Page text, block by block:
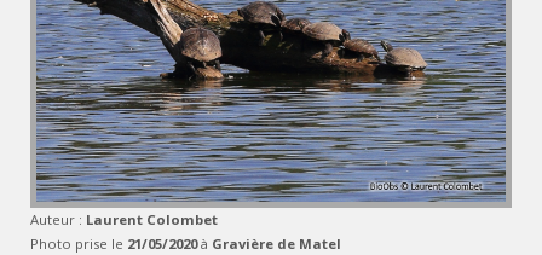
Auteur : Laurent Colombet
Photo prise le 21/05/2020à Gravière de Matel